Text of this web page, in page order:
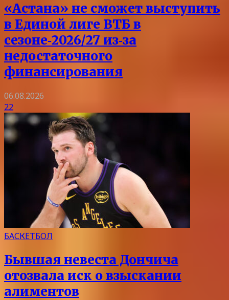
«Астана» не сможет выступить
в Единой лиге ВТБ в
сезоне‑2026/27 из‑за
недостаточного
финансирования
06.08.2026
22
БАСКЕТБОЛ
Бывшая невеста Дончича
отозвала иск о взыскании
алиментов